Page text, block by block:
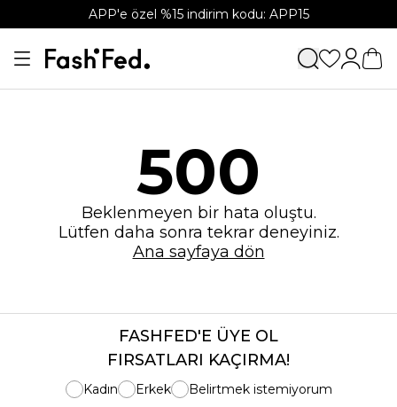
APP'e özel %15 indirim kodu: APP15
500
Beklenmeyen bir hata oluştu.
Lütfen daha sonra tekrar deneyiniz.
Ana sayfaya dön
FASHFED'E ÜYE OL
FIRSATLARI KAÇIRMA!
Kadın Erkek
Belirtmek istemiyorum